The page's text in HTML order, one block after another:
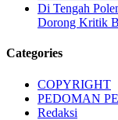
Di Tengah
Dorong Kritik
Categories
COPYRIGHT
PEDOMAN
Redaksi